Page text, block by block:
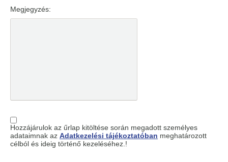
Megjegyzés:
Hozzájárulok az űrlap kitöltése során megadott személyes
adataimnak az Adatkezelési tájékoztatóban meghatározott
célból és ideig történő kezeléséhez.!